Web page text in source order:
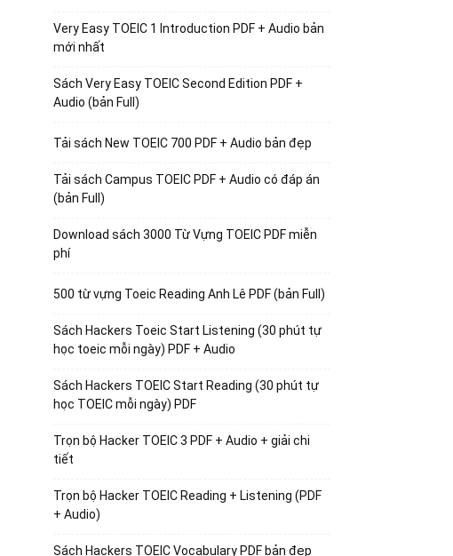
Very Easy TOEIC 1 Introduction PDF + Audio bản
mới nhất
Sách Very Easy TOEIC Second Edition PDF +
Audio (bản Full)
Tải sách New TOEIC 700 PDF + Audio bản đẹp
Tải sách Campus TOEIC PDF + Audio có đáp án
(bản Full)
Download sách 3000 Từ Vựng TOEIC PDF miễn
phí
500 từ vựng Toeic Reading Anh Lê PDF (bản Full)
Sách Hackers Toeic Start Listening (30 phút tự
học toeic mỗi ngày) PDF + Audio
Sách Hackers TOEIC Start Reading (30 phút tự
học TOEIC mỗi ngày) PDF
Trọn bộ Hacker TOEIC 3 PDF + Audio + giải chi
tiết
Trọn bộ Hacker TOEIC Reading + Listening (PDF
+ Audio)
Sách Hackers TOEIC Vocabulary PDF bản đẹp